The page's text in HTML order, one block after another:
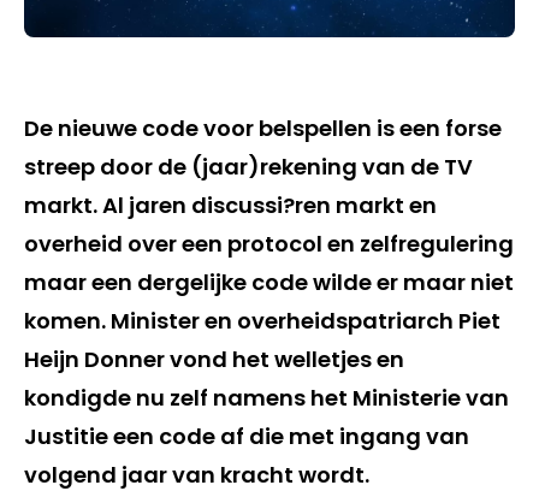
De nieuwe code voor belspellen is een forse
streep door de (jaar)rekening van de TV
markt. Al jaren discussi?ren markt en
overheid over een protocol en zelfregulering
maar een dergelijke code wilde er maar niet
komen. Minister en overheidspatriarch Piet
Heijn Donner vond het welletjes en
kondigde nu zelf namens het Ministerie van
Justitie een code af die met ingang van
volgend jaar van kracht wordt.